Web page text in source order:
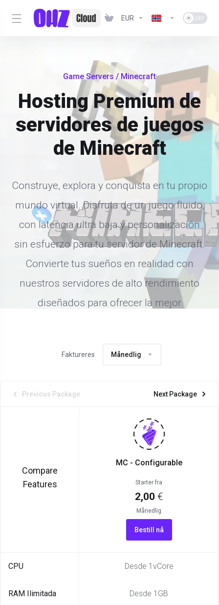
EUR
Game Servers / Minecraft
Hosting Premium de
servidores de juegos
de Minecraft
Construye, explora y conquista en tu propio
mundo virtual. Disfruta de un juego fluido,
con latencia ultra baja y personalización
sin esfuerzo para tu servidor de Minecraft.
Convierte tus sueños en realidad con
nuestros servidores de alto rendimiento
diseñados para ofrecer la mejor
Faktureres Månedlig
Previous Package Next Package
Compare
Features
MC - Configurable
Starter fra
2,00 €
Månedlig
Bestill nå
CPU
RAM Ilimitada
Desde 1vCore
Desde 1GB